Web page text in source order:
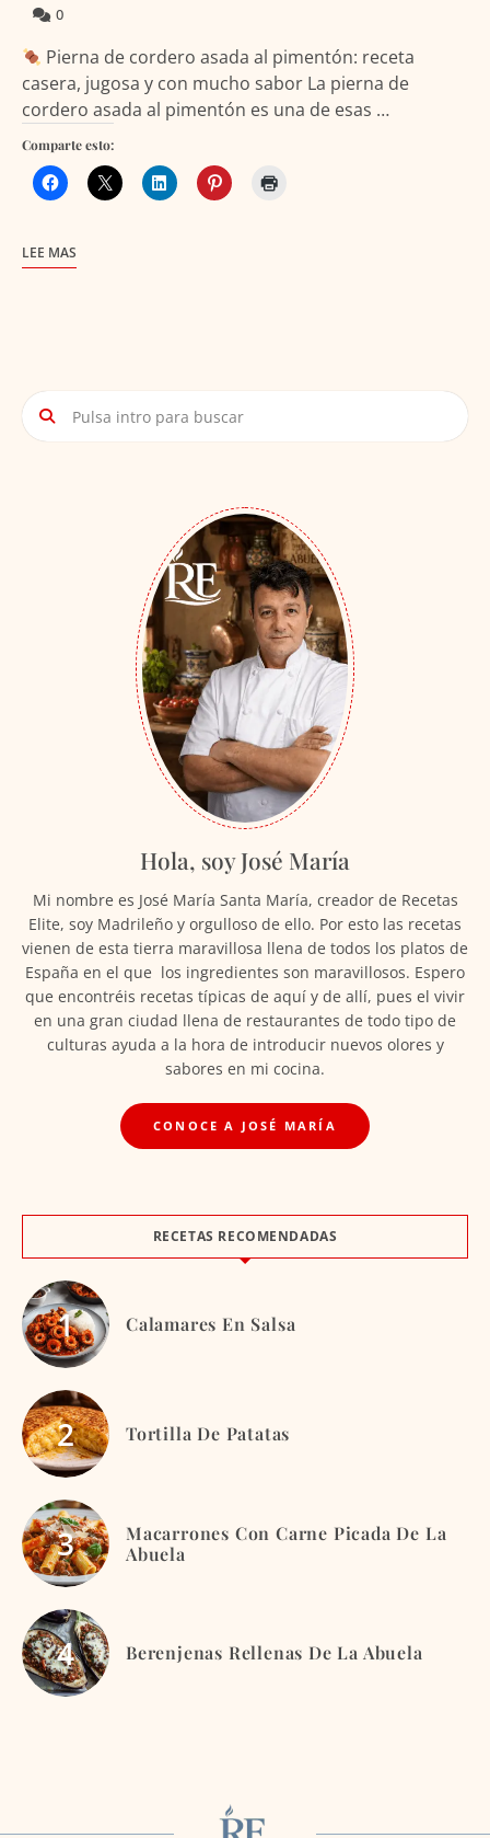
0
Pierna de cordero asada al pimentón: receta
casera, jugosa y con mucho sabor La pierna de
cordero asada al pimentón es una de esas …
Comparte esto:
LEE MAS
Hola, soy José María
Mi nombre es José María Santa María, creador de Recetas
Elite, soy Madrileño y orgulloso de ello. Por esto las recetas
vienen de esta tierra maravillosa llena de todos los platos de
España en el que los ingredientes son maravillosos. Espero
que encontréis recetas típicas de aquí y de allí, pues el vivir
en una gran ciudad llena de restaurantes de todo tipo de
culturas ayuda a la hora de introducir nuevos olores y
sabores en mi cocina.
CONOCE A JOSÉ MARÍA
RECETAS RECOMENDADAS
Calamares En Salsa
Tortilla De Patatas
Macarrones Con Carne Picada De La
Abuela
Berenjenas Rellenas De La Abuela